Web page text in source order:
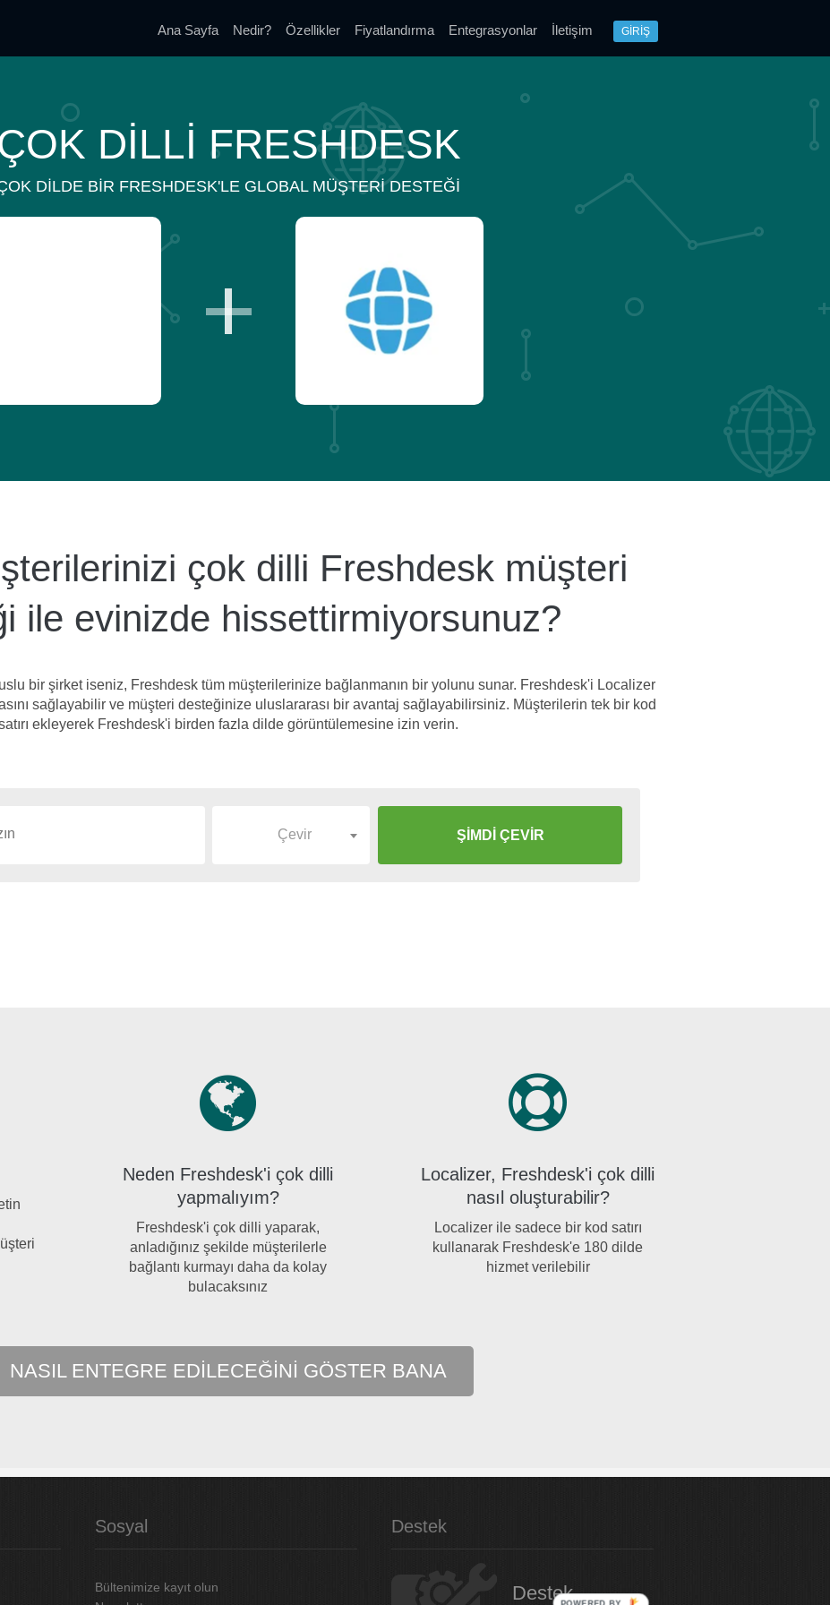
Ana Sayfa Nedir? Özellikler Fiyatlandırma Entegrasyonlar İletişim GİRİŞ
DILLI FRESHDESK
DILDE BIR FRESHDESK'LE GLOBAL MÜŞTERI DESTEĞI
çok dilli Freshdesk müşteri
ile evinizde hissettirmiyorsunuz?
bir şirket iseniz, Freshdesk tüm müşterilerinize bağlanmanın bir yolunu sunar. Freshdesk'i Localizer
sağlayabilir ve müşteri desteğinize uluslararası bir avantaj sağlayabilirsiniz. Müşterilerin tek bir kod
ekleyerek Freshdesk'i birden fazla dilde görüntülemesine izin verin.
Çevir ŞİMDİ ÇEVİR
Neden Freshdesk'i çok dilli
yapmalıyım?
Freshdesk'i çok dilli yaparak,
anladığınız şekilde müşterilerle
bağlantı kurmayı daha da kolay
bulacaksınız
Localizer, Freshdesk'i çok dilli
nasıl oluşturabilir?
Localizer ile sadece bir kod satırı
kullanarak Freshdesk'e 180 dilde
hizmet verilebilir
NASIL ENTEGRE EDILECEĞINI GÖSTER BANA
Sosyal
Bültenimize kayıt olun
Destek
Destek